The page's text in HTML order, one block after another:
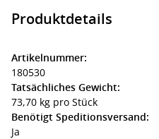
Produktdetails
Artikelnummer:
180530
Tatsächliches Gewicht:
73,70 kg pro Stück
Benötigt Speditionsversand:
Ja